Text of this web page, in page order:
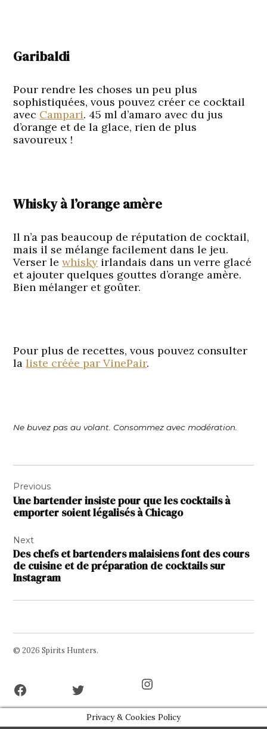
Garibaldi
Pour rendre les choses un peu plus
sophistiquées, vous pouvez créer ce cocktail
avec Campari. 45 ml d’amaro avec du jus
d’orange et de la glace, rien de plus
savoureux !
Whisky à l’orange amère
Il n’a pas beaucoup de réputation de cocktail,
mais il se mélange facilement dans le jeu.
Verser lewhisky irlandais dans un verre glacé
et ajouter quelques gouttes d’orange amère.
Bien mélanger et goûter.
Pour plus de recettes, vous pouvez consulter
laliste créée par VinePair.
Ne buvez pas au volant. Consommez avec modération.
de
l’article
Previous
Une bartender insiste pour que les cocktails à
emporter soient légalisés à Chicago
Next
Des chefs et bartenders malaisiens font des cours
de cuisine et de préparation de cocktails sur
Instagram
© 2026 Spirits Hunters.
Privacy & Cookies Policy